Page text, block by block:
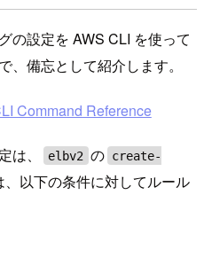
の設定を AWS CLI を使って
備忘として紹介します。
Command Reference
、 elbv2 の create-
以下の条件に対してルール